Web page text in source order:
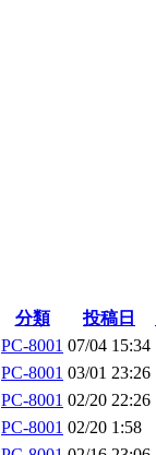
分類 投稿日
PC-8001 07/04 15:34
PC-8001 03/01 23:26
PC-8001 02/20 22:26
PC-8001 02/20 1:58